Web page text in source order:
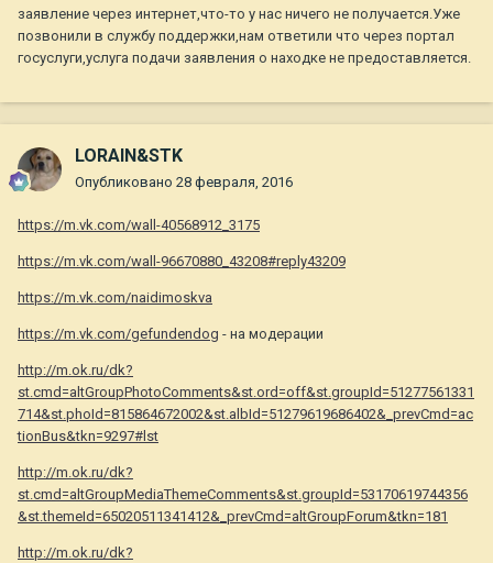
заявление через интернет,что-то у нас ничего не получается.Уже
позвонили в службу поддержки,нам ответили что через портал
госуслуги,услуга подачи заявления о находке не предоставляется.
LORAIN&STK
Опубликовано 28 февраля, 2016
https://m.vk.com/wall-40568912_3175
https://m.vk.com/wall-96670880_43208#reply43209
https://m.vk.com/naidimoskva
https://m.vk.com/gefundendog - на модерации
http://m.ok.ru/dk?
st.cmd=altGroupPhotoComments&st.ord=off&st.groupId=51277561331
714&st.phoId=815864672002&st.albId=51279619686402&_prevCmd=ac
tionBus&tkn=9297#lst
http://m.ok.ru/dk?
st.cmd=altGroupMediaThemeComments&st.groupId=53170619744356
&st.themeId=65020511341412&_prevCmd=altGroupForum&tkn=181
http://m.ok.ru/dk?